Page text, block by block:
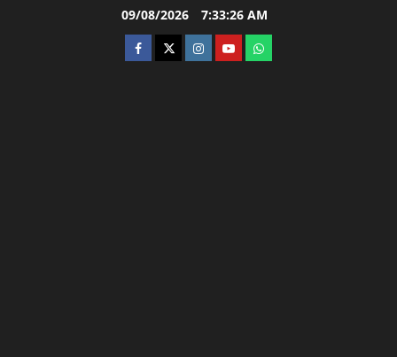
09/08/2026 7:33:27 AM
facebooktwitterinstagram.com
youtubewhatsapp